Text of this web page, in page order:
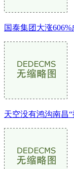
国泰集团大涨
天空没有鸿沟南昌